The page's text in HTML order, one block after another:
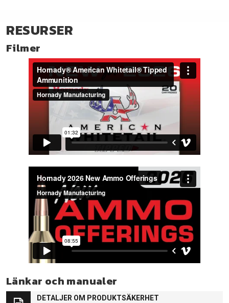
RESURSER
Filmer
Länkar och manualer
DETALJER OM PRODUKTSÄKERHET